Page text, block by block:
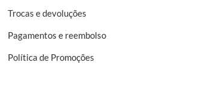
Trocas e devoluções
Pagamentos e reembolso
Política de Promoções